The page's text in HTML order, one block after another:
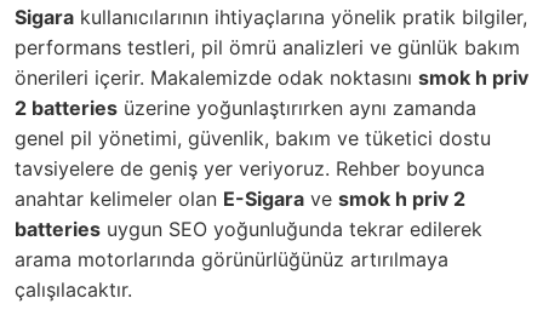
Sigara kullanıcılarının ihtiyaçlarına yönelik pratik bilgiler,
performans testleri, pil ömrü analizleri ve günlük bakım
önerileri içerir. Makalemizde odak noktasını smok h priv
2 batteries üzerine yoğunlaştırırken aynı zamanda
genel pil yönetimi, güvenlik, bakım ve tüketici dostu
tavsiyelere de geniş yer veriyoruz. Rehber boyunca
anahtar kelimeler olan E-Sigara ve smok h priv 2
batteries uygun SEO yoğunluğunda tekrar edilerek
arama motorlarında görünürlüğünüz artırılmaya
çalışılacaktır.